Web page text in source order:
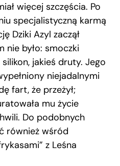
więcej szczęścia. Po
specjalistyczną karmą
Dziki Azyl zaczął
nie było: smoczki
silikon, jakieś druty. Jego
niejadalnymi
fart, że przeżył;
mu życie
Do podobnych
również wśród
z Leśna